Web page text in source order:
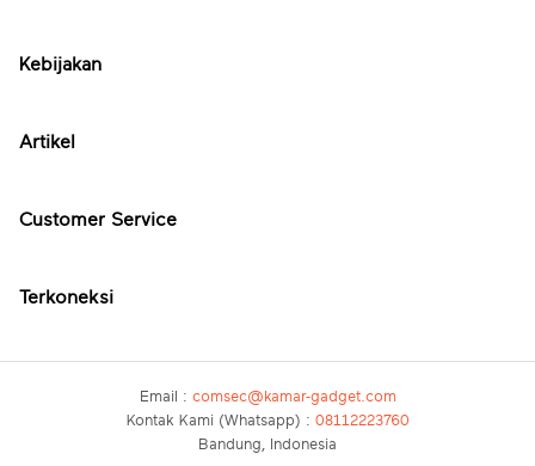
Kebijakan
Artikel
Customer Service
Terkoneksi
Email : comsec@kamar-gadget.com
Kontak Kami (Whatsapp) : 08112223760
Bandung, Indonesia